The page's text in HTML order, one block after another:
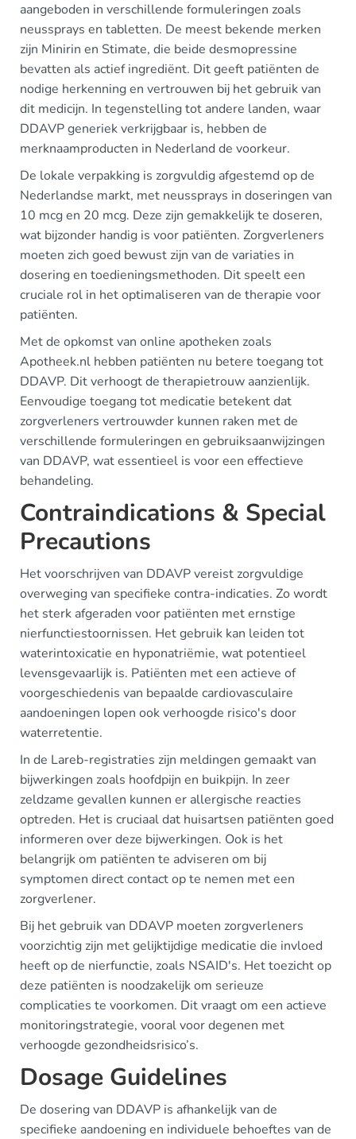
aangeboden in verschillende formuleringen zoals
neussprays en tabletten. De meest bekende merken
zijn Minirin en Stimate, die beide desmopressine
bevatten als actief ingrediënt. Dit geeft patiënten de
nodige herkenning en vertrouwen bij het gebruik van
dit medicijn. In tegenstelling tot andere landen, waar
DDAVP generiek verkrijgbaar is, hebben de
merknaamproducten in Nederland de voorkeur.
De lokale verpakking is zorgvuldig afgestemd op de
Nederlandse markt, met neussprays in doseringen van
10 mcg en 20 mcg. Deze zijn gemakkelijk te doseren,
wat bijzonder handig is voor patiënten. Zorgverleners
moeten zich goed bewust zijn van de variaties in
dosering en toedieningsmethoden. Dit speelt een
cruciale rol in het optimaliseren van de therapie voor
patiënten.
Met de opkomst van online apotheken zoals
Apotheek.nl hebben patiënten nu betere toegang tot
DDAVP. Dit verhoogt de therapietrouw aanzienlijk.
Eenvoudige toegang tot medicatie betekent dat
zorgverleners vertrouwder kunnen raken met de
verschillende formuleringen en gebruiksaanwijzingen
van DDAVP, wat essentieel is voor een effectieve
behandeling.
Contraindications & Special
Precautions
Het voorschrijven van DDAVP vereist zorgvuldige
overweging van specifieke contra-indicaties. Zo wordt
het sterk afgeraden voor patiënten met ernstige
nierfunctiestoornissen. Het gebruik kan leiden tot
waterintoxicatie en hyponatriëmie, wat potentieel
levensgevaarlijk is. Patiënten met een actieve of
voorgeschiedenis van bepaalde cardiovasculaire
aandoeningen lopen ook verhoogde risico's door
waterretentie.
In de Lareb-registraties zijn meldingen gemaakt van
bijwerkingen zoals hoofdpijn en buikpijn. In zeer
zeldzame gevallen kunnen er allergische reacties
optreden. Het is cruciaal dat huisartsen patiënten goed
informeren over deze bijwerkingen. Ook is het
belangrijk om patiënten te adviseren om bij
symptomen direct contact op te nemen met een
zorgverlener.
Bij het gebruik van DDAVP moeten zorgverleners
voorzichtig zijn met gelijktijdige medicatie die invloed
heeft op de nierfunctie, zoals NSAID's. Het toezicht op
deze patiënten is noodzakelijk om serieuze
complicaties te voorkomen. Dit vraagt om een actieve
monitoringstrategie, vooral voor degenen met
verhoogde gezondheidsrisico’s.
Dosage Guidelines
De dosering van DDAVP is afhankelijk van de
specifieke aandoening en individuele behoeftes van de